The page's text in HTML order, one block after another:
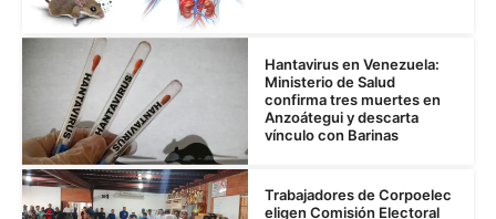
Hantavirus en Venezuela:
Ministerio de Salud
confirma tres muertes en
Anzoátegui y descarta
vínculo con Barinas
Trabajadores de Corpoelec
eligen Comisión Electoral